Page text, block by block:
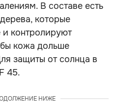
В составе есть
которые
контролируют
кожа дольше
защиты от солнца в
45.
НИЖЕ